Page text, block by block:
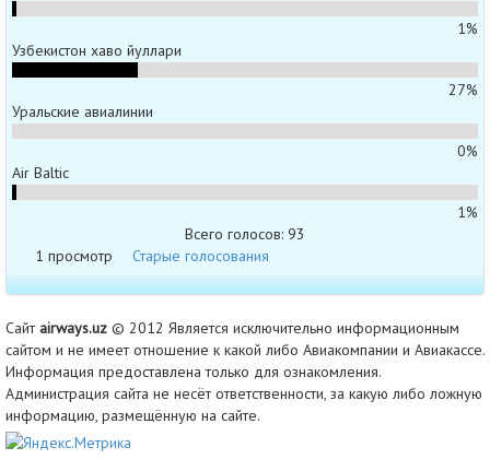
1%
Узбекистон хаво йуллари
27%
Уральские авиалинии
0%
Air Baltic
1%
Всего голосов: 93
1 просмотр
Старые голосования
Сайтairways.uz © 2012 Является исключительно информационным
сайтом и не имеет отношение к какой либо Авиакомпании и Авиакассе.
Информация предоставлена только для ознакомления.
Администрация сайта не несёт ответственности, за какую либо ложную
информацию, размещённую на сайте.